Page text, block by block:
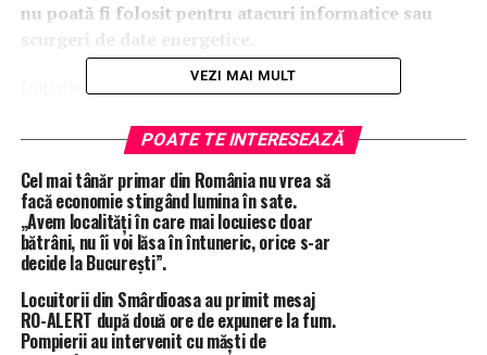
nu poată fi folosit pentru atacuri informatice sau
Inițiativa, aflată în avizare la Senat, prevede ca
să stabilească standardele tehnice pentru producătorii
prosumatori și operatori mici care folosesc zilnic
echipamente conectate la internet.
„Fiecare echipament, invertor, contor inteligent sau
sistem de management energetic va fi verificat și
certificat înainte de a fi introdus pe piață
inițiatorul proiectului, deputatul de Teleorman
VEZI MAI MULT
POATE TE INTERESEAZĂ
Cel mai tânăr primar din România nu vrea să
facă economie stingând lumina în sate.
„Avem localități în care mai locuiesc doar
bătrâni, nu îi voi lăsa în întuneric, orice s-ar
decide la București”.
Locuitorii din Smârdioasa au primit mesaj
RO-ALERT după două ore de expunere la fum.
Pompierii au intervenit cu măști de